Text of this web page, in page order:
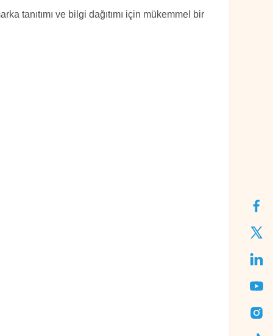
tanıtımı ve bilgi dağıtımı için mükemmel bir